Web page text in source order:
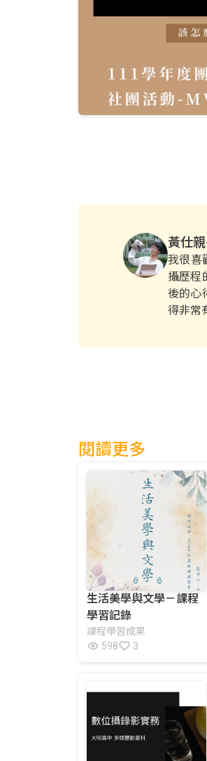
黃仕
我很喜
攝歷程
後的心
得非常
閱讀更多
生活美學與文學－課程
學習記錄
課程學習成果
598
3